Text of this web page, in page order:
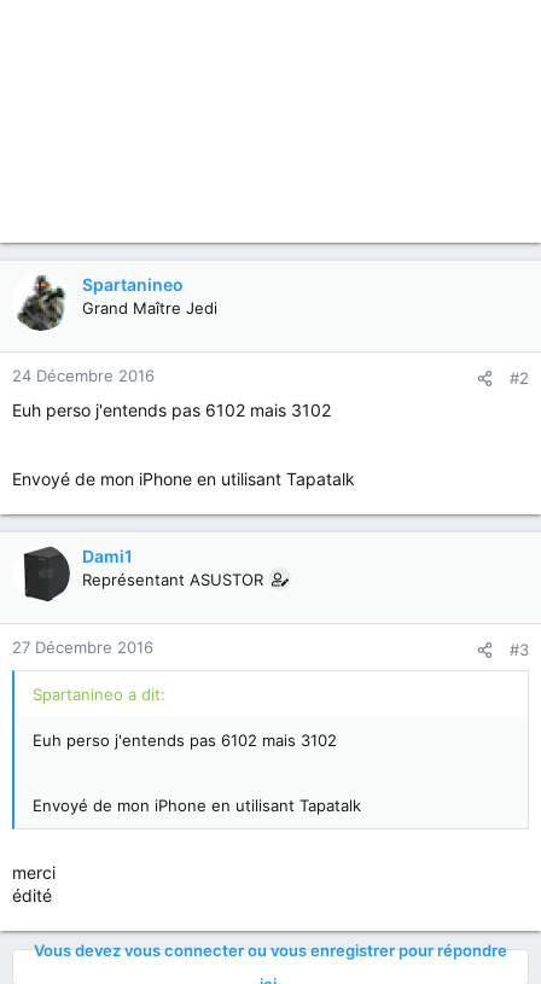
Spartanineo
Grand Maître Jedi
24 Décembre 2016 #2
Euh perso j'entends pas 6102 mais 3102
Envoyé de mon iPhone en utilisant Tapatalk
Dami1
Représentant ASUSTOR
27 Décembre 2016 #3
Spartanineo a dit:
Euh perso j'entends pas 6102 mais 3102
Envoyé de mon iPhone en utilisant Tapatalk
merci
édité
Vous devez vous connecter ou vous enregistrer pour répondre